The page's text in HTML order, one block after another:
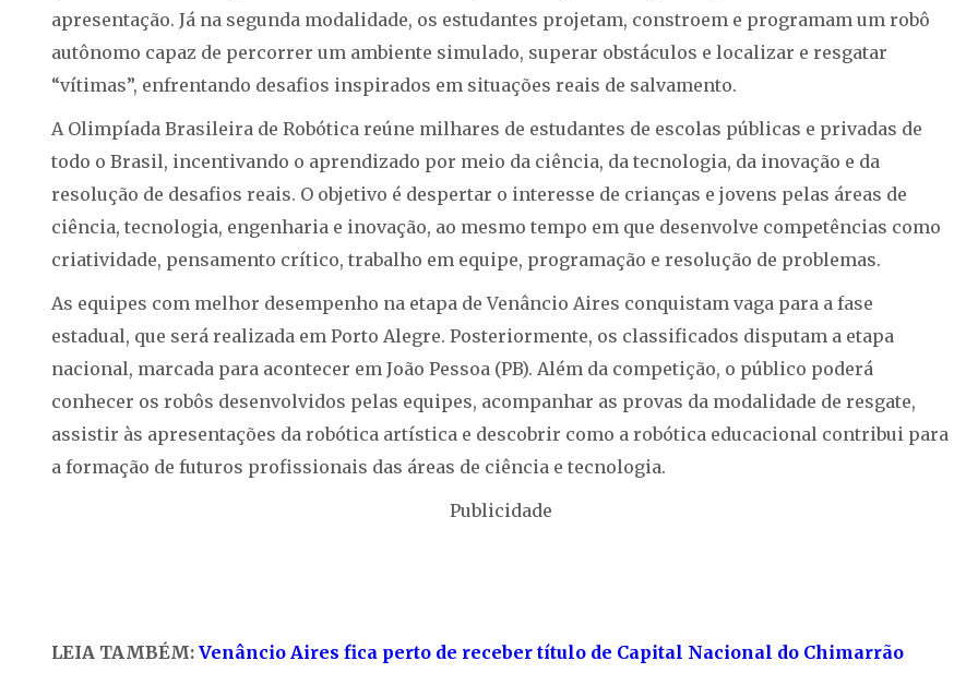
apresentação. Já na segunda modalidade, os estudantes projetam, constroem e programam um robô
autônomo capaz de percorrer um ambiente simulado, superar obstáculos e localizar e resgatar
“vítimas”, enfrentando desafios inspirados em situações reais de salvamento.
A Olimpíada Brasileira de Robótica reúne milhares de estudantes de escolas públicas e privadas de
todo o Brasil, incentivando o aprendizado por meio da ciência, da tecnologia, da inovação e da
resolução de desafios reais. O objetivo é despertar o interesse de crianças e jovens pelas áreas de
ciência, tecnologia, engenharia e inovação, ao mesmo tempo em que desenvolve competências como
criatividade, pensamento crítico, trabalho em equipe, programação e resolução de problemas.
As equipes com melhor desempenho na etapa de Venâncio Aires conquistam vaga para a fase
estadual, que será realizada em Porto Alegre. Posteriormente, os classificados disputam a etapa
nacional, marcada para acontecer em João Pessoa (PB). Além da competição, o público poderá
conhecer os robôs desenvolvidos pelas equipes, acompanhar as provas da modalidade de resgate,
assistir às apresentações da robótica artística e descobrir como a robótica educacional contribui para
a formação de futuros profissionais das áreas de ciência e tecnologia.
Publicidade
LEIA TAMBÉM: Venâncio Aires fica perto de receber título de Capital Nacional do Chimarrão